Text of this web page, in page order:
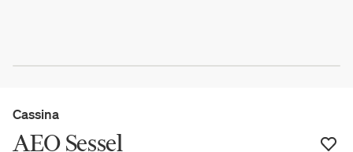
Cassina
AEO Sessel